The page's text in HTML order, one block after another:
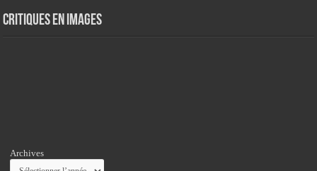
Critiques en images
Archives